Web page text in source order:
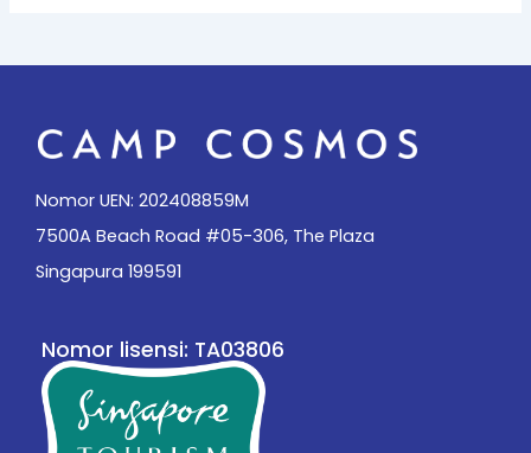
Nomor UEN: 202408859M
7500A Beach Road #05-306, The Plaza
Singapura 199591
Nomor lisensi: TA03806